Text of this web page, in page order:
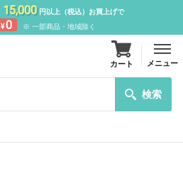
15,000円以上（税込）お買上げで
¥0 ※ 一部商品・地域除く
検索
カート メニュー